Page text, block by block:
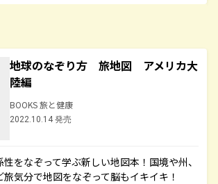
地球のなぞり方 旅地図 アメリカ大
陸編
BOOKS 旅と健康
2022.10.14 発売
をなぞって学ぶ新しい地図本！国境や州、
気分で地図をなぞって脳もイキイキ！